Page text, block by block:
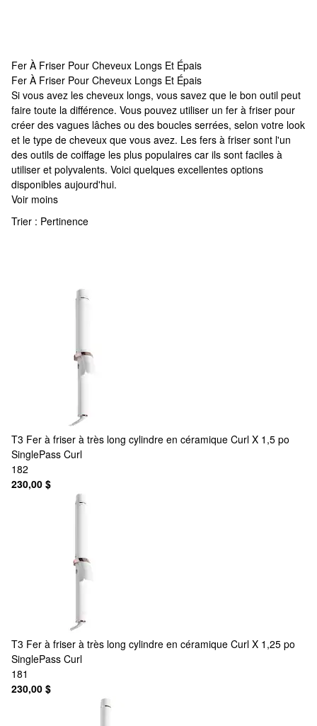
Fer À Friser Pour Cheveux Longs Et Épais
Fer À Friser Pour Cheveux Longs Et Épais
Fer À Friser Pour Cheveux Longs Et Épais
Si vous avez les cheveux longs, vous savez que le bon outil peut
faire toute la différence. Vous pouvez utiliser un fer à friser pour
créer des vagues lâches ou des boucles serrées, selon votre look
et le type de cheveux que vous avez. Les fers à friser sont l'un
des outils de coiffage les plus populaires car ils sont faciles à
utiliser et polyvalents. Voici quelques excellentes options
disponibles aujourd'hui.
Voir moins
Trier : Pertinence
T3 Fer à friser à très long cylindre en céramique Curl X 1,5 po
SinglePass Curl
182
230,00 $
T3 Fer à friser à très long cylindre en céramique Curl X 1,25 po
SinglePass Curl
181
230,00 $